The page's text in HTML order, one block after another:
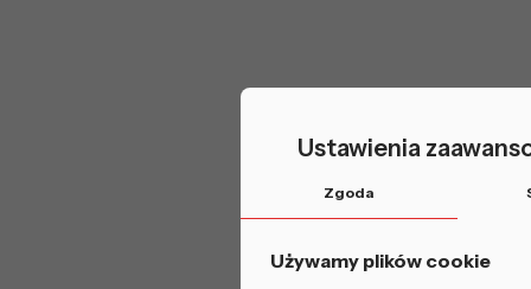
Ustawienia
Zgoda
Używamy plików cookie